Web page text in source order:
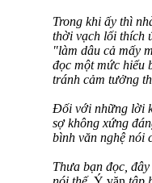
Trong khi ấy thì
thời vạch lối thích
"làm dâu cả mấy
đọc một mức hiểu
tránh cảm tưởng
Đối với những lời
sợ không xứng
bình văn nghệ nói
Thưa bạn đọc,